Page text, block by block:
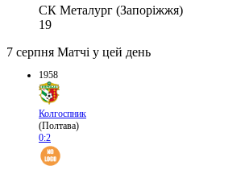
СК Металург (Запоріжжя)
19
7 серпня Матчі у цей день
1958
Колгоспник
(Полтава)
0:2